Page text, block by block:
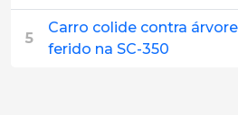
5
Carro colide contra
ferido na SC-350